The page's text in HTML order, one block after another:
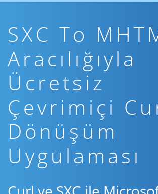
SXC To
Aracılığıyla
Ücretsiz
Çevrimiçi
Dönüşüm
Uygulaması